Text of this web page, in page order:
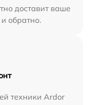
доставит ваше
обратно.
техники Ardor